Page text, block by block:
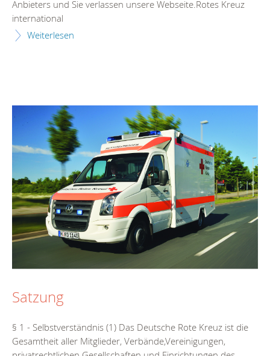
Anbieters und Sie verlassen unsere Webseite.Rotes Kreuz
international
Weiterlesen
Satzung
§ 1 - Selbstverständnis (1) Das Deutsche Rote Kreuz ist die
Gesamtheit aller Mitglieder, Verbände,Vereinigungen,